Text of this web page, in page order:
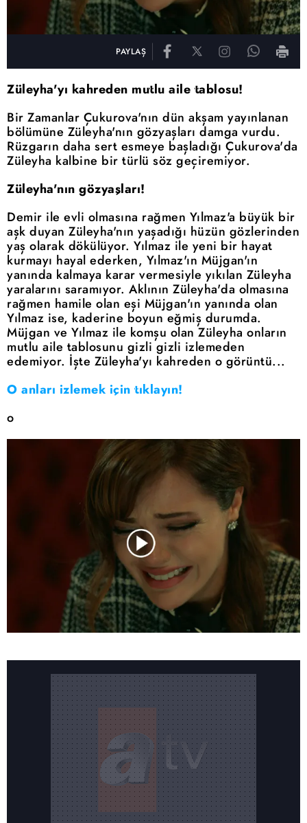
PAYLAŞ
Züleyha'yı kahreden mutlu aile tablosu!
Bir Zamanlar Çukurova'nın dün akşam yayınlanan
bölümüne Züleyha'nın gözyaşları damga vurdu.
Rüzgarın daha sert esmeye başladığı Çukurova'da
Züleyha kalbine bir türlü söz geçiremiyor.
Züleyha'nın gözyaşları!
Demir ile evli olmasına rağmen Yılmaz'a büyük bir
aşk duyan Züleyha'nın yaşadığı hüzün gözlerinden
yaş olarak dökülüyor. Yılmaz ile yeni bir hayat
kurmayı hayal ederken, Yılmaz'ın Müjgan'ın
yanında kalmaya karar vermesiyle yıkılan Züleyha
yaralarını saramıyor. Aklının Züleyha'da olmasına
rağmen hamile olan eşi Müjgan'ın yanında olan
Yılmaz ise, kaderine boyun eğmiş durumda.
Müjgan ve Yılmaz ile komşu olan Züleyha onların
mutlu aile tablosunu gizli gizli izlemeden
edemiyor. İşte Züleyha'yı kahreden o görüntü...
O anları izlemek için tıklayın!
o